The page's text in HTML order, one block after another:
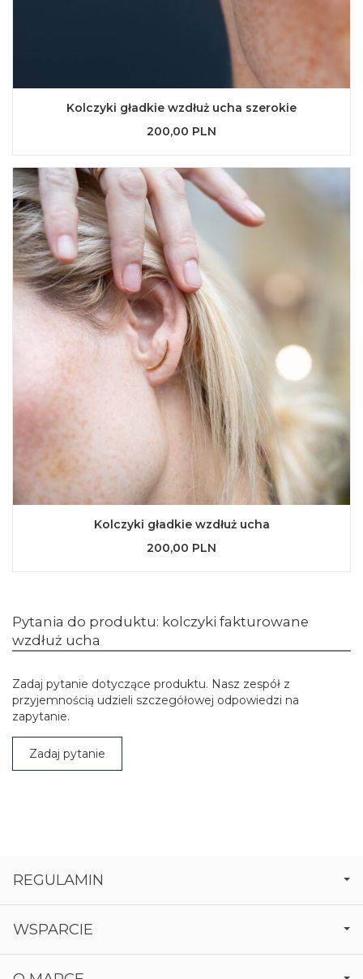
Kolczyki gładkie wzdłuż ucha szerokie
200,00 PLN
Kolczyki gładkie wzdłuż ucha
200,00 PLN
Pytania do produktu: kolczyki fakturowane
wzdłuż ucha
Zadaj pytanie dotyczące produktu. Nasz zespół z
przyjemnością udzieli szczegółowej odpowiedzi na
zapytanie.
Zadaj pytanie
REGULAMIN
WSPARCIE